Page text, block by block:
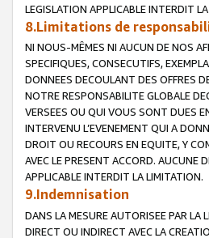
LEGISLATION APPLICABLE INTERDIT
8.Limitations de
NI NOUS-MÊMES NI AUCUN DE NOS
SPECIFIQUES, CONSECUTIFS,
DONNEES DECOULANT DES OFFRES
NOTRE RESPONSABILITE GLOBALE
VERSEES OU QUI VOUS SONT DUES
INTERVENU L’EVENEMENT QUI A
DROIT OU RECOURS EN EQUITE, Y
AVEC LE PRESENT ACCORD. AUCUNE
APPLICABLE INTERDIT LA LIMITATION.
9.Indemnisation
DANS LA MESURE AUTORISEE PAR
DIRECT OU INDIRECT AVEC LA